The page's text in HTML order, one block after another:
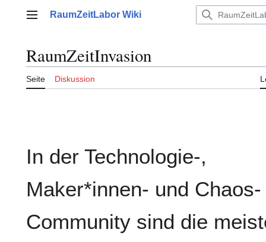
Hauptmenü
RaumZeitLabor Wiki
RaumZeitInvasion
Seite Diskussion
In der Technologie-,
Maker*innen- und Chaos-
Community sind die